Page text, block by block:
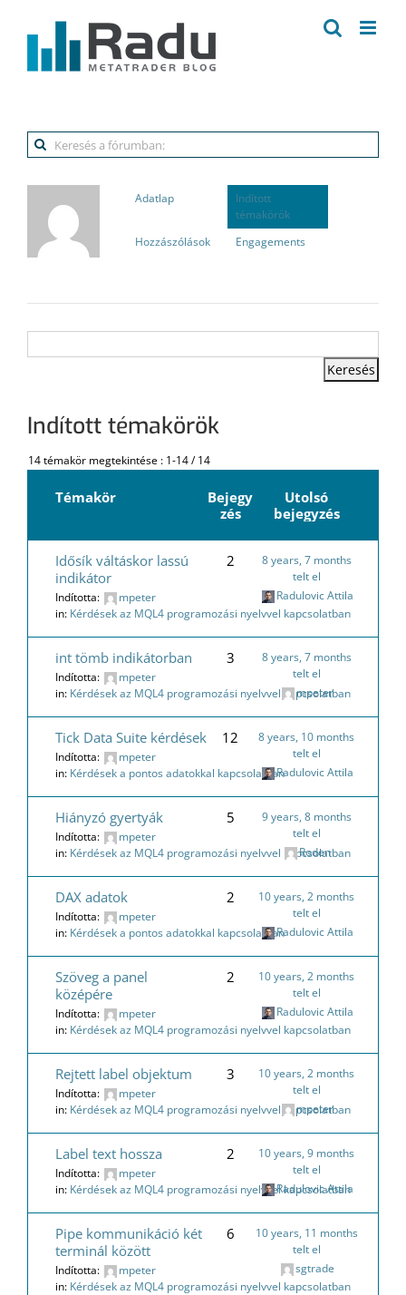
Adatlap
Indított
témakörök
Hozzászólások
Engagements
Indított témakörök
14 témakör megtekintése : 1-14 / 14
Témakör
Bejegy
zés
Utolsó
bejegyzés
Idősík váltáskor lassú
indikátor
Indította:
mpeter
in: Kérdések az MQL4 programozási nyelvvel kapcsolatban
2
8 years, 7 months
telt el
Radulovic Attila
int tömb indikátorban
Indította:
mpeter
in: Kérdések az MQL4 programozási nyelvvel kapcsolatban
3
8 years, 7 months
telt el
mpeter
Tick Data Suite kérdések
Indította:
mpeter
in: Kérdések a pontos adatokkal kapcsolatban
12
8 years, 10 months
telt el
Radulovic Attila
Hiányzó gyertyák
Indította:
mpeter
in: Kérdések az MQL4 programozási nyelvvel kapcsolatban
5
9 years, 8 months
telt el
Roden
DAX adatok
Indította:
mpeter
in: Kérdések a pontos adatokkal kapcsolatban
2
10 years, 2 months
telt el
Radulovic Attila
Szöveg a panel
középére
Indította:
mpeter
in: Kérdések az MQL4 programozási nyelvvel kapcsolatban
2
10 years, 2 months
telt el
Radulovic Attila
Rejtett label objektum
Indította:
mpeter
in: Kérdések az MQL4 programozási nyelvvel kapcsolatban
3
10 years, 2 months
telt el
mpeter
Label text hossza
Indította:
mpeter
in: Kérdések az MQL4 programozási nyelvvel kapcsolatban
2
10 years, 9 months
telt el
Radulovic Attila
Pipe kommunikáció két
terminál között
Indította:
mpeter
in: Kérdések az MQL4 programozási nyelvvel kapcsolatban
6
10 years, 11 months
telt el
sgtrade